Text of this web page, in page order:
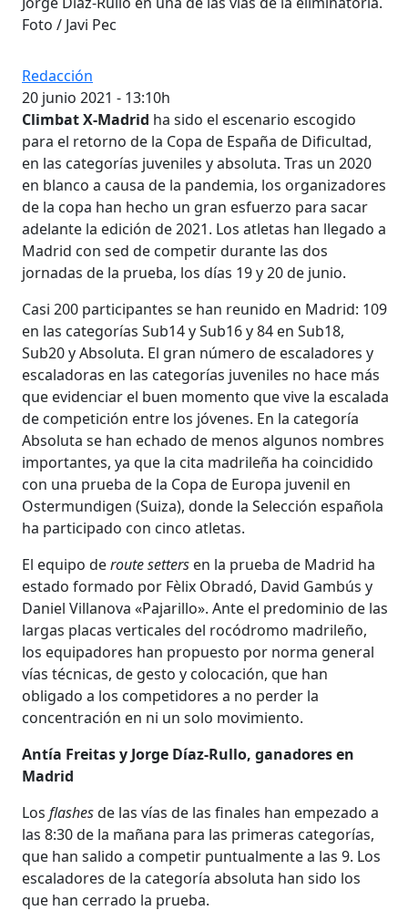
Foto / Javi Pec
Redacción
20 junio 2021 - 13:10h
Climbat X-Madrid ha sido el escenario escogido
para el retorno de la Copa de España de Dificultad,
en las categorías juveniles y absoluta. Tras un 2020
en blanco a causa de la pandemia, los organizadores
de la copa han hecho un gran esfuerzo para sacar
adelante la edición de 2021. Los atletas han llegado a
Madrid con sed de competir durante las dos
jornadas de la prueba, los días 19 y 20 de junio.
Casi 200 participantes se han reunido en Madrid: 109
en las categorías Sub14 y Sub16 y 84 en Sub18,
Sub20 y Absoluta. El gran número de escaladores y
escaladoras en las categorías juveniles no hace más
que evidenciar el buen momento que vive la escalada
de competición entre los jóvenes. En la categoría
Absoluta se han echado de menos algunos nombres
importantes, ya que la cita madrileña ha coincidido
con una prueba de la Copa de Europa juvenil en
Ostermundigen (Suiza), donde la Selección española
ha participado con cinco atletas.
El equipo deroute setters en la prueba de Madrid ha
estado formado por Fèlix Obradó, David Gambús y
Daniel Villanova «Pajarillo». Ante el predominio de las
largas placas verticales del rocódromo madrileño,
los equipadores han propuesto por norma general
vías técnicas, de gesto y colocación, que han
obligado a los competidores a no perder la
concentración en ni un solo movimiento.
Antía Freitas y Jorge Díaz-Rullo, ganadores en
Madrid
Los flashesde las vías de las finales han empezado a
las 8:30 de la mañana para las primeras categorías,
que han salido a competir puntualmente a las 9. Los
escaladores de la categoría absoluta han sido los
que han cerrado la prueba.